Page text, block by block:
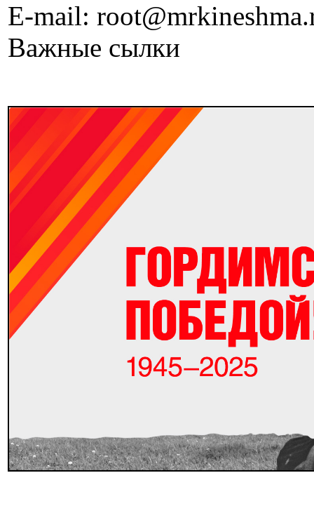
E-mail:
Важные сылки